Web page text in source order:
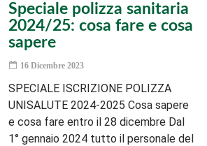
Speciale polizza sanitaria
2024/25: cosa fare e cosa
sapere
16 Dicembre 2023
SPECIALE ISCRIZIONE POLIZZA
UNISALUTE 2024-2025 Cosa sapere
e cosa fare entro il 28 dicembre Dal
1° gennaio 2024 tutto il personale del